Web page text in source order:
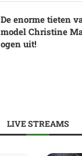
De enorme tieten
model Christine
ogen uit!
LIVE STREAMS